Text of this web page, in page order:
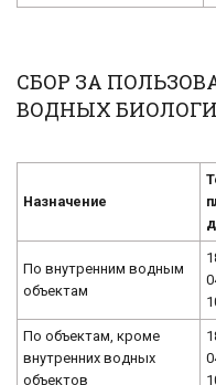
СБОР ЗА
ВОДНЫХ
Назначение
По внутренним водным
объектам
По объектам, кроме
внутренних водных
объектов